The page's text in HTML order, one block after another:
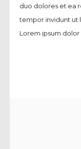
duo dolores et ea
tempor invidunt ut
Lorem ipsum dolor